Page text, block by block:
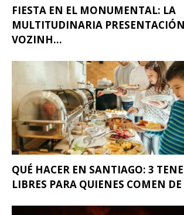
FIESTA EN EL MONUMENTAL: LA
MULTITUDINARIA
VOZINH...
QUÉ HACER EN SANTIAGO: 3
LIBRES PARA QUIENES COMEN